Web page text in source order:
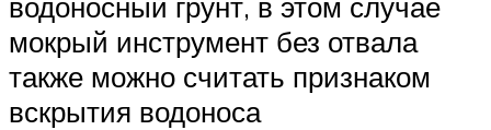
мокрый инструмент без отвала
также можно считать признаком
вскрытия водоноса